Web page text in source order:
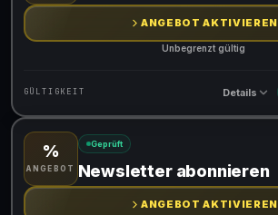
ANGEBOT AKTIVIEREN
Unbegrenzt gültig
GÜLTIGKEIT Details
Gültig für teilnehmende Produkte
%
ANGEBOT
Geprüft
Newsletter abonnieren
ANGEBOT AKTIVIEREN